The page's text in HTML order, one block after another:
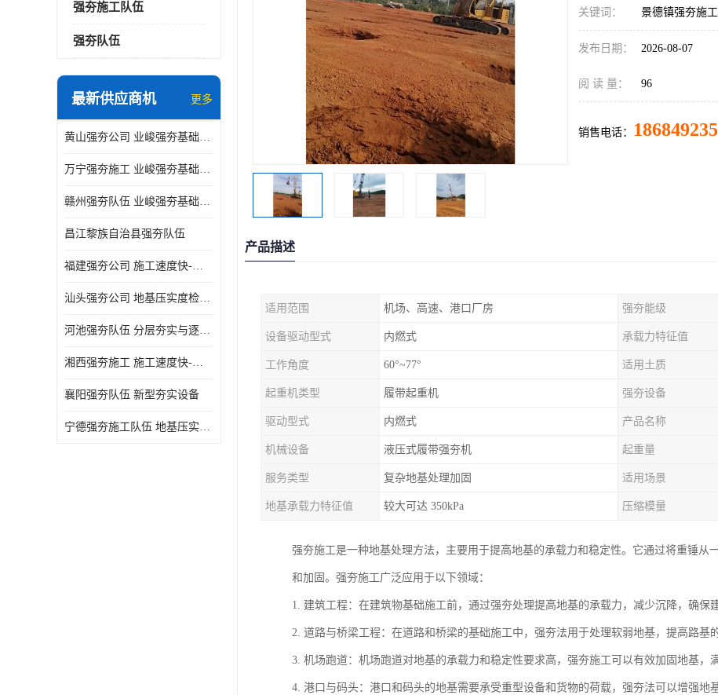
强夯施工队伍
强夯队伍
最新供应商机 更多
黄山强夯公司 业峻强夯基础工程
万宁强夯施工 业峻强夯基础工程
赣州强夯队伍 业峻强夯基础工程
昌江黎族自治县强夯队伍
福建强夯公司 施工速度快-施耐用性强
汕头强夯公司 地基压实度检测方法与标准
河池强夯队伍 分层夯实与逐层检测技术
湘西强夯施工 施工速度快-施耐用性强
襄阳强夯队伍 新型夯实设备
宁德强夯施工队伍 地基压实度检测方法与标准
关键词： 景德镇强夯施
发布日期： 2026-08-07
阅 读 量： 96
销售电话：
产品描述
适用范围 机场、高速、港口厂房 强夯能级
设备驱动型式 内燃式 承载力特征值
工作角度 60°~77° 适用土质
起重机类型 履带起重机 强夯设备
驱动型式 内燃式 产品名称
机械设备 液压式履带强夯机 起重量
服务类型 复杂地基处理加固 适用场景
地基承载力特征值 较大可达 350kPa 压缩模量
强夯施工是一种地基处理方法，主要用于提高地基的承载力和稳定性。它通过将重锤从
和加固。强夯施工广泛应用于以下领域：
1. 建筑工程：在建筑物基础施工前，通过强夯处理提高地基的承载力，减少沉降，确保
2. 道路与桥梁工程：在道路和桥梁的基础施工中，强夯法用于处理软弱地基，提高路基
3. 机场跑道：机场跑道对地基的承载力和稳定性要求高，强夯施工可以有效加固地基，
4. 港口与码头：港口和码头的地基需要承受重型设备和货物的荷载，强夯法可以增强地